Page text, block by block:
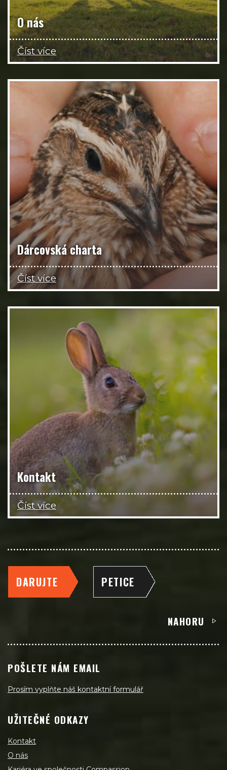
O nás
Číst více
Dárcovská charta
Číst více
Kontakt
Číst více
DARUJTE PETICE
NAHORU
POŠLETE NÁM EMAIL
Prosím vyplňte náš kontaktní formulář
UŽITEČNÉ ODKAZY
Kontakt
O nás